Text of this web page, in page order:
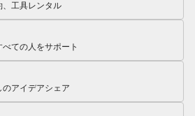
、工具レンタル
ての人をサポート
アイデアシェア